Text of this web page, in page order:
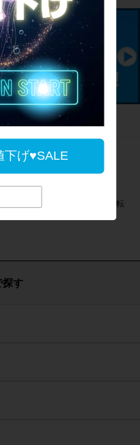
下げ♥SALE
内
のご案内です。
クロス500mmなどスポーツ自転
探す